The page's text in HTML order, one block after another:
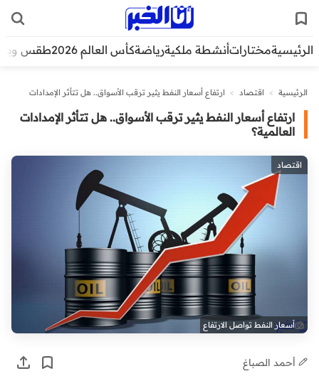
الرئيسيةمختاراتأنشطة ملكيةرياضةكأس العالم 2026 طقس
الرئيسية > اقتصاد >
ارتفاع أسعار النفط يثير ترقب الأسواق.. هل تتأثر الإمدادات
ارتفاع أسعار النفط يثير ترقب الأسواق.. هل تتأثر الإمدادات
العالمية؟
اقتصاد
أسعار النفط تواصل الارتفاع
أحمد الصباغ